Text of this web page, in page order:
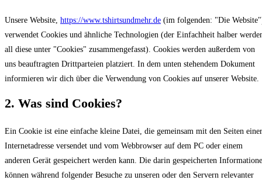
Unsere Website, https://www.tshirtsundmehr.de (im folgenden: "Die
verwendet Cookies und ähnliche Technologien (der Einfachheit halber
all diese unter "Cookies" zusammengefasst). Cookies werden außerdem von
uns beauftragten Drittparteien platziert. In dem unten stehendem Dokument
informieren wir dich über die Verwendung von Cookies auf unserer Website.
2. Was sind Cookies?
Ein Cookie ist eine einfache kleine Datei, die gemeinsam mit den Seiten einer
Internetadresse versendet und vom Webbrowser auf dem PC oder einem
anderen Gerät gespeichert werden kann. Die darin gespeicherten
können während folgender Besuche zu unseren oder den Servern relevanter